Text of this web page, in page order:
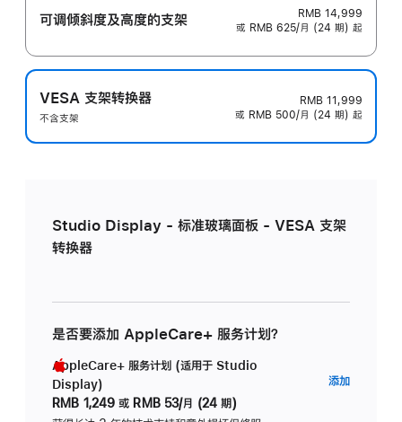
可调倾斜度及高‍度的支‍架
RMB 14,999
或 RMB 625/月 (24 期) 起
VESA 支架转换器
不含支架
RMB 11,999
或 RMB 500/月 (24 期) 起
Studio Display - 标准玻璃面板 - VESA 支架
转换器
是否要添加 AppleCare+ 服务计划？
AppleCare+ 服务计划 (适用于 Studio
Display)
RMB 1,249 或 RMB 53/月 (24 期)
添加